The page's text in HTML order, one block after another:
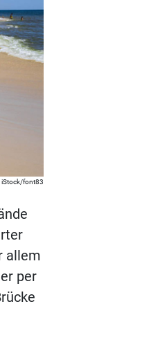
iStock/font83
allem
per